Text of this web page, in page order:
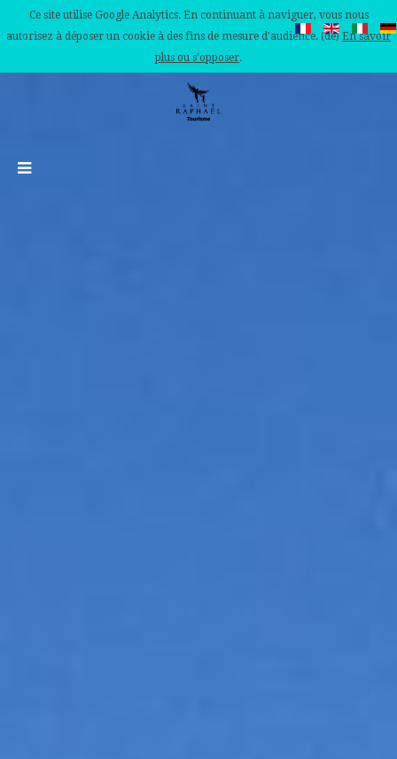
Ce site utilise Google Analytics. En continuant à naviguer, vous nous
autorisez à déposer un cookie à des fins de mesure d'audience. (de) En savoir
plus ou s'opposer.